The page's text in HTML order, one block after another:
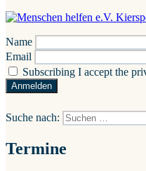
Name
Email
Subscribing I accept the
Suche nach:
Termine